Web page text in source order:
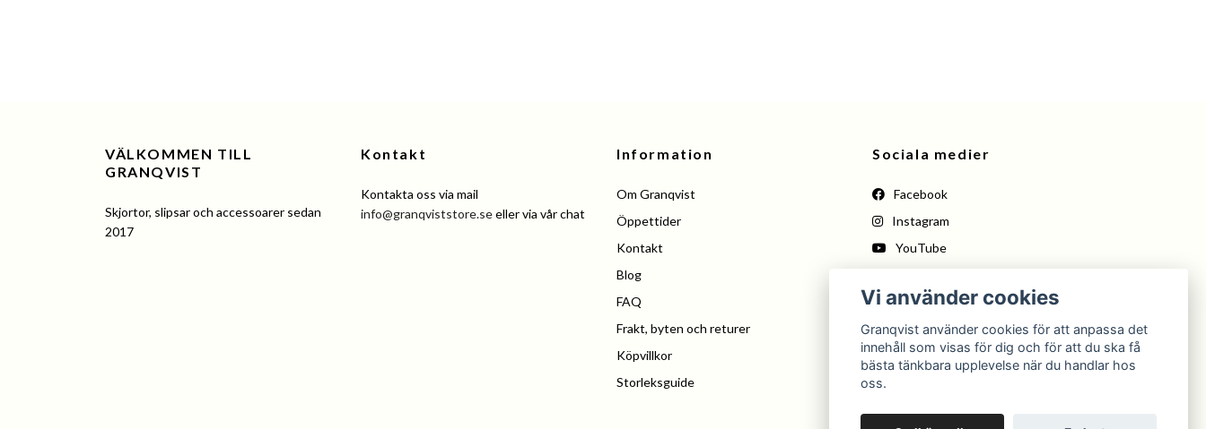
VÄLKOMMEN TILL
GRANQVIST
Skjortor, slipsar och accessoarer sedan
2017
Kontakt
Kontakta oss via mail
info@granqviststore.seeller via vår chat
Information
Om Granqvist
Öppettider
Kontakt
Blog
FAQ
Frakt, byten och returer
Köpvillkor
Storleksguide
Sociala medier
Facebook
Instagram
YouTube
Tiktok
Vi använder cookies
Granqvist använder cookies för att anpassa det
innehåll som visas för dig och för att du ska få
bästa tänkbara upplevelse när du handlar hos
oss.